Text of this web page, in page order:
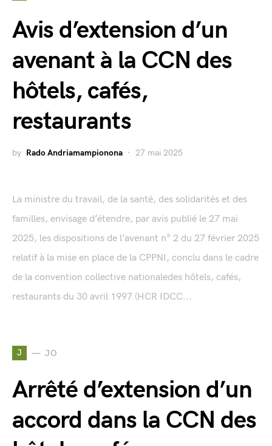
Avis d’extension d’un
avenant à la CCN des
hôtels, cafés,
restaurants
by Rado Andriamampionona 27 mai 2025
La ministre du travail, de la santé, des solidarités et des
familles, envisage d’étendre, par avis publié le 27 mai
2025, les dispositions de l’avenant n° 2 du 27 février 2025
relatif à la mise en place de la CPPNI, conclu dans le cadre
de la convention collective nationaledes hôtels, cafés,
restaurants du 30 avril 1997 (HCR IDCC...
J JO
Arrêté d’extension d’un
accord dans la CCN des